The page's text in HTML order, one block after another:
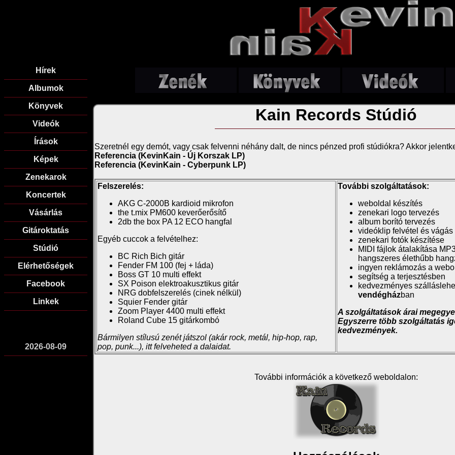
Hírek
Albumok
Könyvek
Videók
Írások
Képek
Zenekarok
Koncertek
Vásárlás
Gitároktatás
Stúdió
Elérhetőségek
Facebook
Linkek
2026-08-09
Kain Records Stúdió
Szeretnél egy demót, vagy csak felvenni néhány dalt, de nincs pénzed profi stúdiókra? Akkor
Referencia (KevinKain - Új Korszak LP)
Referencia (KevinKain - Cyberpunk LP)
Felszerelés:
AKG C-2000B kardioid mikrofon
the t.mix PM600 keverőerősítő
2db the box PA 12 ECO hangfal
Egyéb cuccok a felvételhez:
BC Rich Bich gitár
Fender FM 100 (fej + láda)
Boss GT 10 multi effekt
SX Poison elektroakusztikus gitár
NRG dobfelszerelés (cinek nélkül)
Squier Fender gitár
Zoom Player 4400 multi effekt
Roland Cube 15 gitárkombó
Bármilyen stílusú zenét játszol (akár rock, metál, hip-hop, rap,
pop, punk...), itt felveheted a dalaidat.
További szolgáltatások:
weboldal készítés
zenekari logo tervezés
album borító tervezés
videóklip felvétel és vágás
zenekari fotók készítése
MIDI fájlok átalakítása
hangszeres élethűbb
ingyen reklámozás a
segítség a terjesztésben
kedvezményes
vendégházban
A szolgáltatások árai
Egyszerre több szolgáltatás
kedvezmények.
További információk a következő weboldalon: